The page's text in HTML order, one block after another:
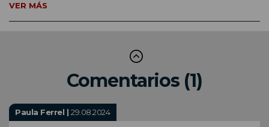
VER MÁS
Comentarios (1)
Paula Ferrel |29.08.2024